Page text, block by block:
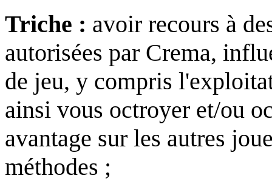
Triche : avoir recours à
autorisées par Crema,
de jeu, y compris
ainsi vous octroyer et/ou
avantage sur les autres
méthodes ;